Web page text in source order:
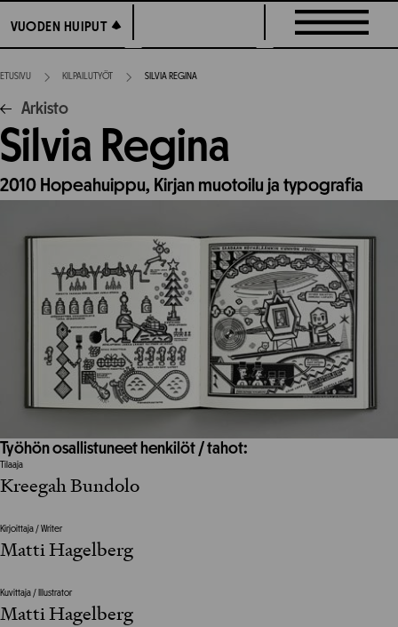
suoraan
sisältöön
VUODEN HUIPUT
VUODEN HUIPUT
ETUSIVU KILPAILUTYÖT SILVIA REGINA
Arkisto
Silvia Regina
2010 Hopeahuippu, Kirjan muotoilu ja typografia
Työhön osallistuneet henkilöt / tahot:
Tilaaja
Kreegah Bundolo
Kirjoittaja / Writer
Matti Hagelberg
Kuvittaja / Illustrator
Matti Hagelberg